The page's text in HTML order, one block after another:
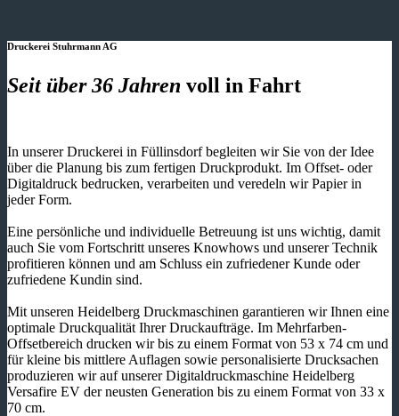
Druckerei Stuhrmann AG
Seit über 36 Jahren voll in Fahrt
In unserer Druckerei in Füllinsdorf begleiten wir Sie von der Idee
über die Planung bis zum fertigen Druckprodukt. Im Offset- oder
Digitaldruck bedrucken, verarbeiten und veredeln wir Papier in
jeder Form.
Eine persönliche und individuelle Betreuung ist uns wichtig, damit
auch Sie vom Fortschritt unseres Knowhows und unserer Technik
profitieren können und am Schluss ein zufriedener Kunde oder
zufriedene Kundin sind.
Mit unseren Heidelberg Druckmaschinen garantieren wir Ihnen eine
optimale Druckqualität Ihrer Druckaufträge. Im Mehrfarben-
Offsetbereich drucken wir bis zu einem Format von 53 x 74 cm und
für kleine bis mittlere Auflagen sowie personalisierte Drucksachen
produzieren wir auf unserer Digitaldruckmaschine Heidelberg
Versafire EV der neusten Generation bis zu einem Format von 33 x
70 cm.